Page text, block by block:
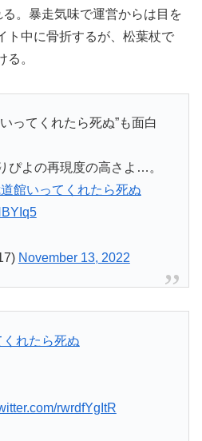
る。暴走気味で運営からは目を
ト中に骨折するが、松葉杖で
る。
ってくれたら死ぬ”も面白
ぴよの再現度の高さよ…。
館いってくれたら死ぬ
November 13, 2022
れたら死ぬ
rwrdfYgItR